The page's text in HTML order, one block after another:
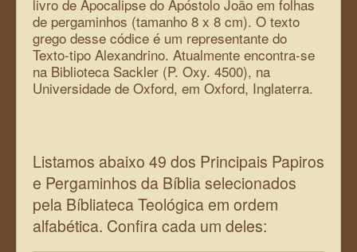
livro de Apocalipse do Apóstolo João em folhas
de pergaminhos (tamanho 8 x 8 cm). O texto
grego desse códice é um representante do
Texto-tipo Alexandrino. Atualmente encontra-se
na Biblioteca Sackler (P. Oxy. 4500), na
Universidade de Oxford, em Oxford, Inglaterra.
Listamos abaixo 49 dos Principais Papiros
e Pergaminhos da Bíblia selecionados
pela Bíbliateca Teológica em ordem
alfabética. Confira cada um deles: